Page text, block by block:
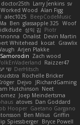
doctor25th Larry Jenkins sv
Worked Wood Alan Figg
alec1025
BeepCodeMusic
Ben glassapple 325 Woof
idkdude 성익 김 Piotr
Onalist Devin Martin
Whitehead kocat Grawlix
Arjen Plakke
Zach wood
Raizzer47
שי DerHitsch
Rochelle Bricker
Dejvo
JRichardGaming
Hutchinson Neet
Joep Meindertsma
atoves Dan Goddard
Hooper Gaetano Gargano
Ben Milius Griffin
Spiessberger Bryce Powell